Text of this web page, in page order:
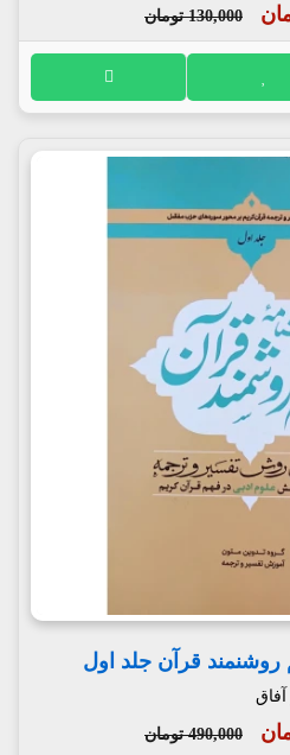
130,000 تومان
روشنمند قرآن جلد اول
490,000 تومان